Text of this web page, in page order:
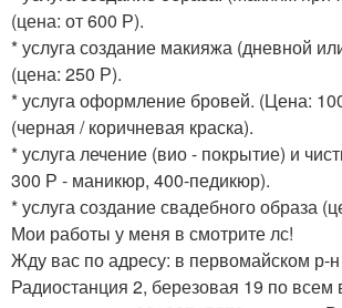
(цена: от 600 Р).
* услуга создание макияжа (дневной
(цена: 250 Р).
* услуга оформление бровей. (Цена:
(черная / коричневая краска).
* услуга лечение (вио - покрытие) и
300 Р - маникюр, 400-педикюр).
* услуга создание свадебного образа
Мои работы у меня в смотрите лс!
Жду вас по адресу: в первомайском р-
Радиостанция 2, березовая 19 по всем